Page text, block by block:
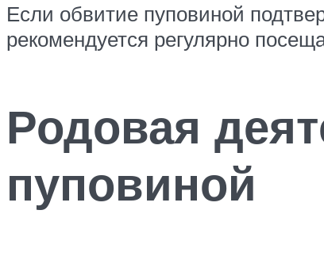
Если обвитие пуповиной
рекомендуется регулярно
Родовая
пуповиной